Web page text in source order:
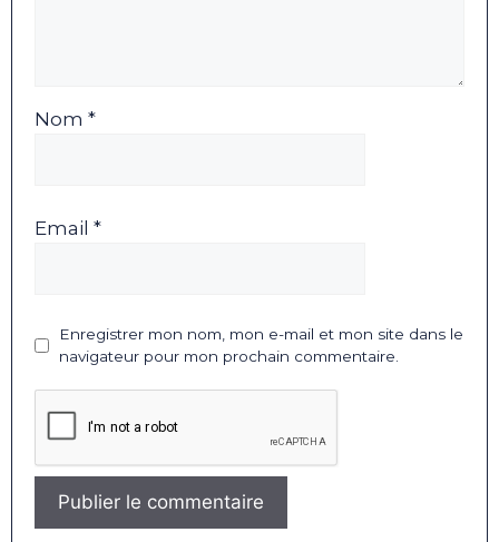
Nom *
Email *
Enregistrer mon nom, mon e-mail et mon site dans le
navigateur pour mon prochain commentaire.